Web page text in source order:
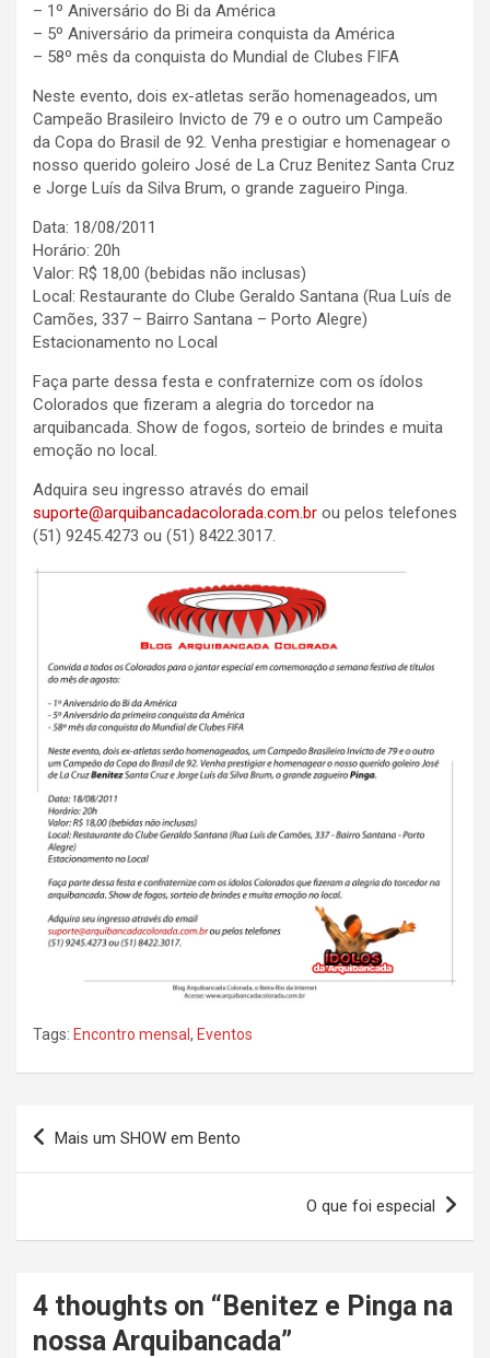
– 1º Aniversário do Bi da América
– 5º Aniversário da primeira conquista da América
– 58º mês da conquista do Mundial de Clubes FIFA
Neste evento, dois ex-atletas serão homenageados, um
Campeão Brasileiro Invicto de 79 e o outro um Campeão
da Copa do Brasil de 92. Venha prestigiar e homenagear o
nosso querido goleiro José de La Cruz Benitez Santa Cruz
e Jorge Luís da Silva Brum, o grande zagueiro Pinga.
Data: 18/08/2011
Horário: 20h
Valor: R$ 18,00 (bebidas não inclusas)
Local: Restaurante do Clube Geraldo Santana (Rua Luís de
Camões, 337 – Bairro Santana – Porto Alegre)
Estacionamento no Local
Faça parte dessa festa e confraternize com os ídolos
Colorados que fizeram a alegria do torcedor na
arquibancada. Show de fogos, sorteio de brindes e muita
emoção no local.
Adquira seu ingresso através do email
suporte@arquibancadacolorada.com.br ou pelos telefones
(51) 9245.4273 ou (51) 8422.3017.
Tags: Encontro mensal , Eventos
Navegação
Mais um SHOW em Bento
O que foi especial
4 thoughts on “ Benitez e Pinga na
nossa Arquibancada”